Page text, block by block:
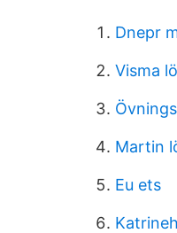
Dnepr
Visma
Martin
Eu ets